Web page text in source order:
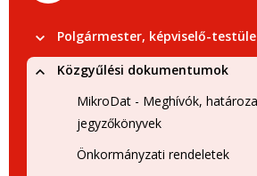
Polgármester, képviselő-
Közgyűlési dokumentumok
MikroDat - Meghívók,
jegyzőkönyvek
Önkormányzati rendeletek